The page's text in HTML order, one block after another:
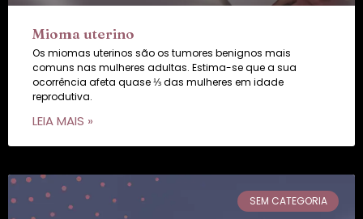
Mioma uterino
Os miomas uterinos são os tumores benignos mais
comuns nas mulheres adultas. Estima-se que a sua
ocorrência afeta quase ⅓ das mulheres em idade
reprodutiva.
LEIA MAIS »
SEM CATEGORIA